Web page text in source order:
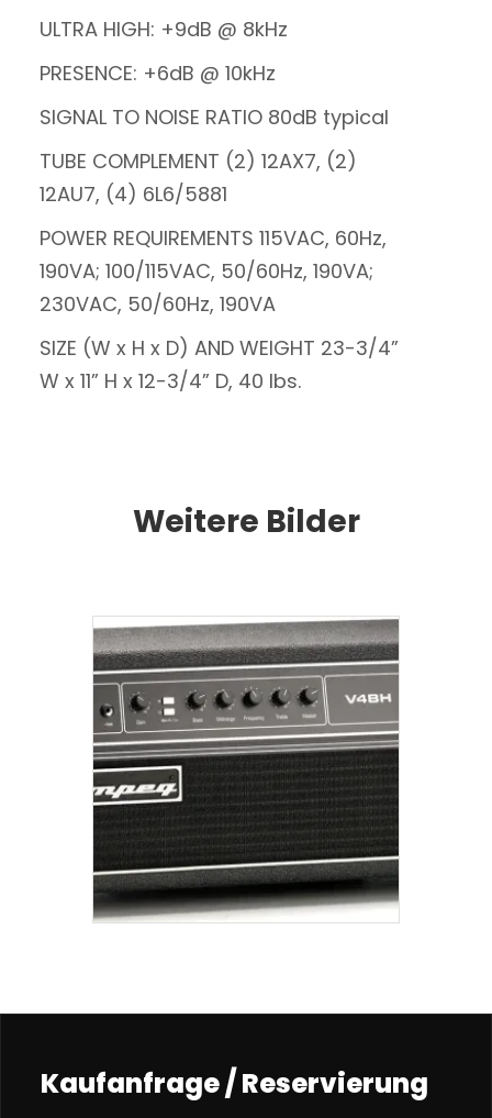
ULTRA HIGH: +9dB @ 8kHz
PRESENCE: +6dB @ 10kHz
SIGNAL TO NOISE RATIO 80dB typical
TUBE COMPLEMENT (2) 12AX7, (2)
12AU7, (4) 6L6/5881
POWER REQUIREMENTS 115VAC, 60Hz,
190VA; 100/115VAC, 50/60Hz, 190VA;
230VAC, 50/60Hz, 190VA
SIZE (W x H x D) AND WEIGHT 23-3/4”
W x 11” H x 12-3/4” D, 40 lbs.
Weitere Bilder
Kaufanfrage / Reservierung